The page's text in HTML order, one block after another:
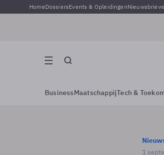
HomeDossiersEvents & Opleidingen
BusinessMaatschappijTech &
1